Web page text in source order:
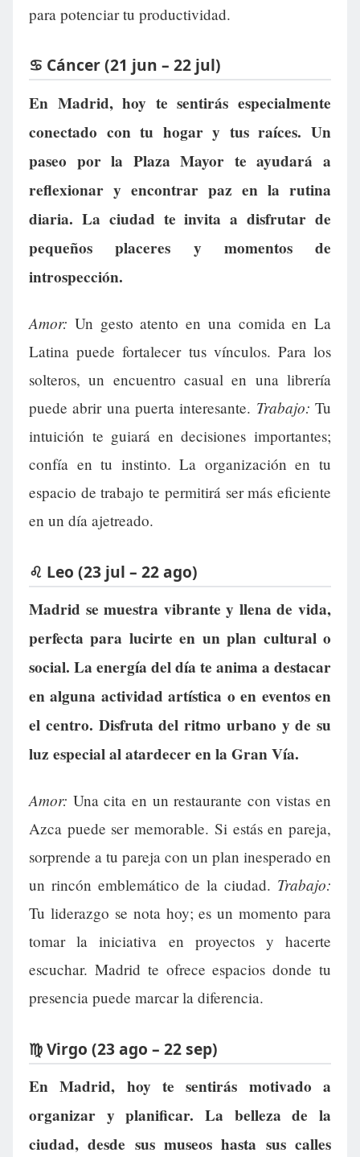
para potenciar tu productividad.
♋ Cáncer (21 jun – 22 jul)
En Madrid, hoy te sentirás especialmente
conectado con tu hogar y tus raíces. Un
paseo por la Plaza Mayor te ayudará a
reflexionar y encontrar paz en la rutina
diaria. La ciudad te invita a disfrutar de
pequeños placeres y momentos de
introspección.
Amor: Un gesto atento en una comida en La
Latina puede fortalecer tus vínculos. Para los
solteros, un encuentro casual en una librería
puede abrir una puerta interesante. Trabajo: Tu
intuición te guiará en decisiones importantes;
confía en tu instinto. La organización en tu
espacio de trabajo te permitirá ser más eficiente
en un día ajetreado.
♌ Leo (23 jul – 22 ago)
Madrid se muestra vibrante y llena de vida,
perfecta para lucirte en un plan cultural o
social. La energía del día te anima a destacar
en alguna actividad artística o en eventos en
el centro. Disfruta del ritmo urbano y de su
luz especial al atardecer en la Gran Vía.
Amor: Una cita en un restaurante con vistas en
Azca puede ser memorable. Si estás en pareja,
sorprende a tu pareja con un plan inesperado en
un rincón emblemático de la ciudad. Trabajo:
Tu liderazgo se nota hoy; es un momento para
tomar la iniciativa en proyectos y hacerte
escuchar. Madrid te ofrece espacios donde tu
presencia puede marcar la diferencia.
♍ Virgo (23 ago – 22 sep)
En Madrid, hoy te sentirás motivado a
organizar y planificar. La belleza de la
ciudad, desde sus museos hasta sus calles